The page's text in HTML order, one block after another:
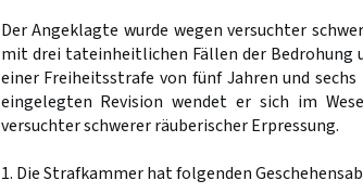
Der Angeklagte wurde wegen versuchter
mit drei tateinheitlichen Fällen der
einer Freiheitsstrafe von fünf Jahren und
eingelegten Revision wendet er sich im
versuchter schwerer räuberischer Erpressung.
1. Die Strafkammer hat folgenden